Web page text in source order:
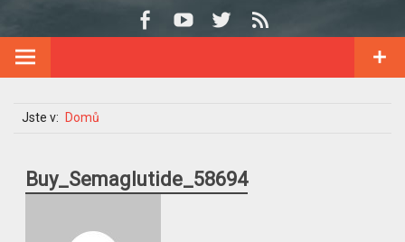
Jste v: Domů
Buy_Semaglutide_58694